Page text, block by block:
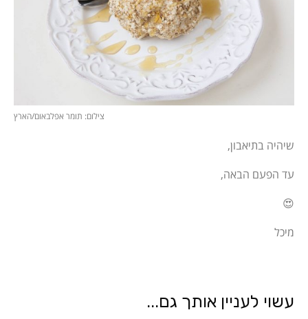
צילום: תומר אפלבאום/הארץ
שיהיה בתיאבון,
עד הפעם הבאה,
😍
מיכל
עשוי לעניין אותך גם...